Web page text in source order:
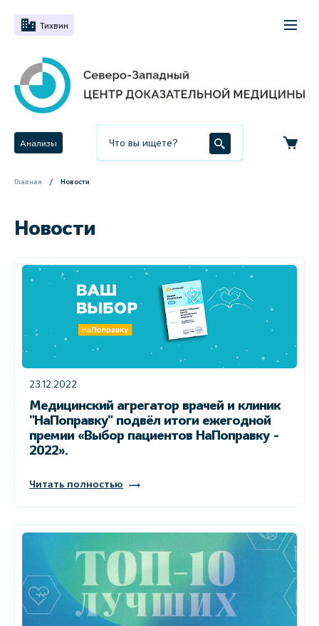
Тихвин
Анализы
Главная Новости
Новости
23.12.2022
Медицинский агрегатор врачей и клиник
"НаПоправку" подвёл итоги ежегодной
премии «Выбор пациентов НаПоправку -
2022».
Читать полностью